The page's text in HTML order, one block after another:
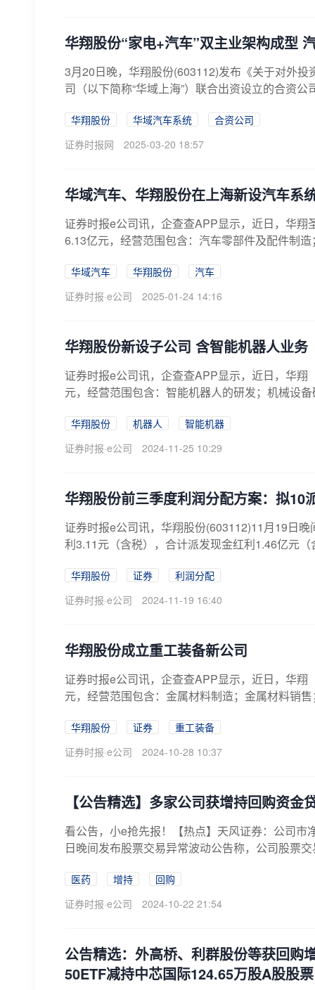
华翔股份“家电+汽车”双主业架构成型
3月20日晚，华翔股份(603112)发布《关于对外
司（以下简称“华域上海”）联合出资设立的合资
华翔股份 华域汽车系统
合资公司
证券时报网
2025-03-20 18:57
华域汽车、华翔股份在上海新设汽车系
证券时报e公司讯，企查查APP显示，近日，华
6.13亿元，经营范围包含：汽车零部件及配件制
华域汽车 华翔股份
汽车
证券时报·e公司
2025-01-24 14:16
华翔股份新设子公司 含智能机器人业务
证券时报e公司讯，企查查APP显示，近日，华
元，经营范围包含：智能机器人的研发；机械设
华翔股份 机器人
智能机器
证券时报·e公司
2024-11-25 10:29
华翔股份前三季度利润分配方案：拟10
证券时报e公司讯，华翔股份(603112)11月19日
利3.11元（含税），合计派发现金红利1.46亿元
华翔股份 证券
利润分配
证券时报·e公司
2024-11-19 16:40
华翔股份成立重工装备新公司
证券时报e公司讯，企查查APP显示，近日，华
元，经营范围包含：金属材料制造；金属材料销
华翔股份 证券
重工装备
证券时报·e公司
2024-10-28 10:37
【公告精选】多家公司获增持回购资金
看公告，小e抢先报！【热点】天风证券：公司
日晚间发布股票交易异常波动公告称，公司股票
医药 增持
回购
证券时报·e公司
2024-10-22 21:54
公告精选：外高桥、利群股份等获回购
50ETF减持中芯国际124.65万股A股股票